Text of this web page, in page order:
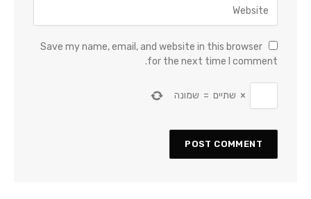
Save my name, email, and website in this browser
for the next time I comment.
× שתיים = שמונה